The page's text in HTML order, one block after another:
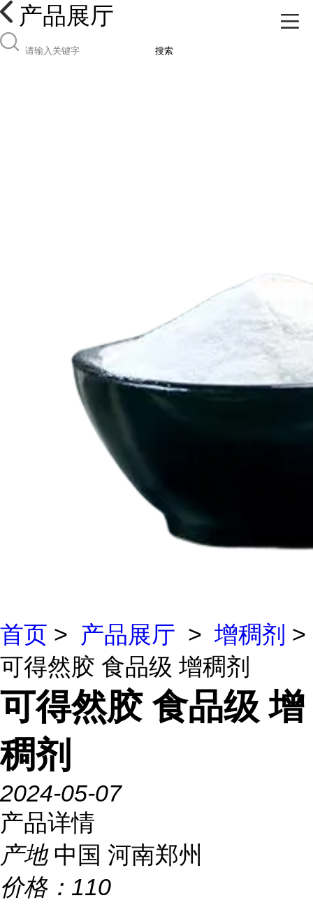
产品展厅
搜索
首页 > 产品展厅 > 增稠剂 >
可得然胶 食品级 增稠剂
可得然胶 食品级 增
稠剂
2024-05-07
产品详情
产地 中国 河南郑州
价格： 110